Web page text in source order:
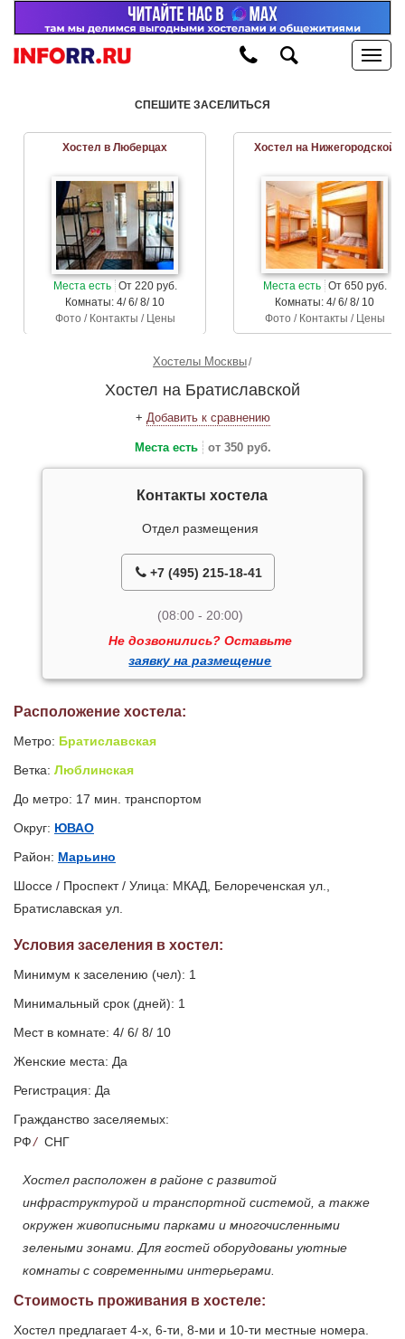
СПЕШИТЕ ЗАСЕЛИТЬСЯ
Хостел в Люберцах
Места есть От 220 руб.
Комнаты: 4/ 6/ 8/ 10
Фото / Контакты / Цены
Хостел на Нижегородской
Места есть От 650 руб.
Комнаты: 4/ 6/ 8/ 10
Фото / Контакты / Цены
Хостелы Москвы
Хостел на Братиславской
+ Добавить к сравнению
Места есть от 350 руб.
Контакты хостела
Отдел размещения
+7 (495) 215-18-41
(08:00 - 20:00)
Не дозвонились? Оставьте
заявку на размещение
Расположение хостела:
Метро: Братиславская
Ветка: Люблинская
До метро: 17 мин. транспортом
Округ: ЮВАО
Район: Марьино
Шоссе / Проспект / Улица: МКАД, Белореченская ул.,
Братиславская ул.
Условия заселения в хостел:
Минимум к заселению (чел): 1
Минимальный срок (дней): 1
Мест в комнате: 4/ 6/ 8/ 10
Женские места: Да
Регистрация: Да
Гражданство заселяемых:
РФ/ СНГ
Хостел расположен в районе с развитой
инфраструктурой и транспортной системой, а также
окружен живописными парками и многочисленными
зелеными зонами. Для гостей оборудованы уютные
комнаты с современными интерьерами.
Стоимость проживания в хостеле:
Хостел предлагает 4-х, 6-ти, 8-ми и 10-ти местные номера.